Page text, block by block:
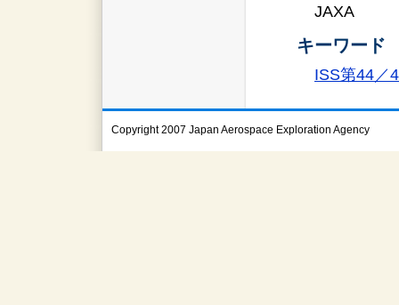
JAXA
キーワード
ISS第44／
Copyright 2007 Japan Aerospace Exploration Agency